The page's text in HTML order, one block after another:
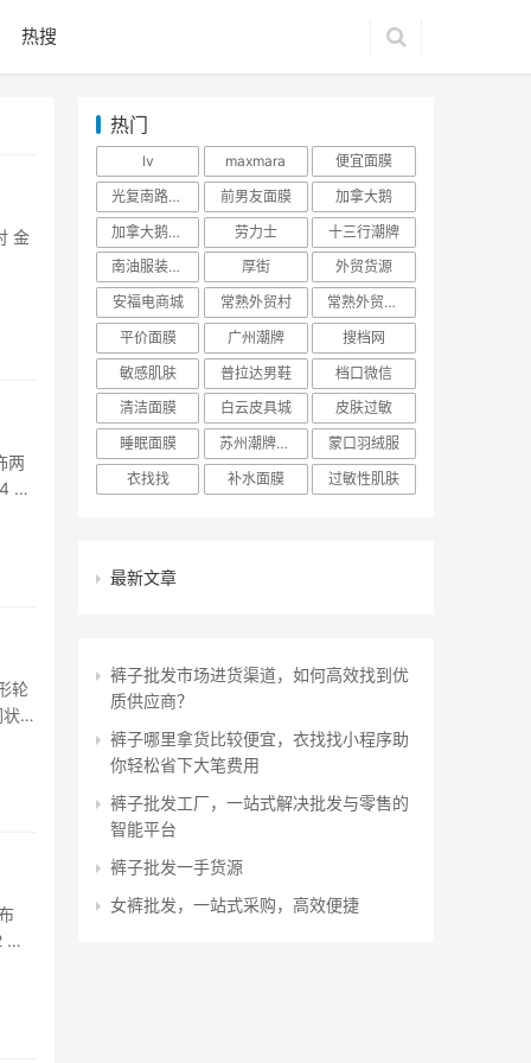
热搜
金
两
厘
轮
态
热门
lv maxmara
便宜面膜
光复南路潮牌
前男友面膜
加拿大鹅
加拿大鹅羽绒服
劳力士
十三行潮牌
南油服装批发市场
厚街
外贸货源
安福电商城
常熟外贸村
常熟外贸村货源
平价面膜
广州潮牌
搜档网
敏感肌肤
普拉达男鞋
档口微信
清洁面膜
白云皮具城
皮肤过敏
睡眠面膜
苏州潮牌货源
蒙口羽绒服
衣找找
补水面膜 过敏性肌肤
最新文章
裤子批发市场进货渠道，如何高效找到优
质供应商？
裤子哪里拿货比较便宜，衣找找小程序助
你轻松省下大笔费用
裤子批发工厂，一站式解决批发与零售的
智能平台
裤子批发一手货源
女裤批发，一站式采购，高效便捷